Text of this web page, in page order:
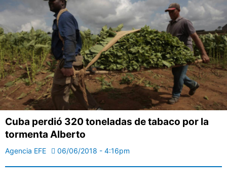
Cuba perdió 320 toneladas de tabaco por la
tormenta Alberto
Agencia EFE 06/06/2018 - 4:16pm